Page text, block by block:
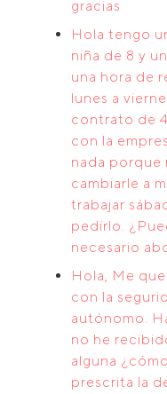
gracias
Hola tengo
niña de 8 y
una hora de
lunes a
contrato de
con la
nada porque
cambiarle a
trabajar
pedirlo.
necesario
Hola, Me
con la
autónomo.
no he
alguna
prescrita la